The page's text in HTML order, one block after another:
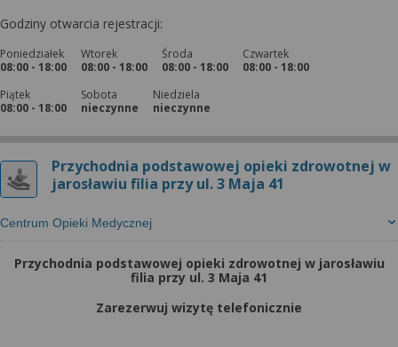
Godziny otwarcia rejestracji:
Poniedziałek
08:00 - 18:00
Wtorek
08:00 - 18:00
Środa
08:00 - 18:00
Czwartek
08:00 - 18:00
Piątek
08:00 - 18:00
Sobota
nieczynne
Niedziela
nieczynne
Przychodnia podstawowej opieki zdrowotnej w
jarosławiu filia przy ul. 3 Maja 41
Centrum Opieki Medycznej
Przychodnia podstawowej opieki zdrowotnej w jarosławiu
filia przy ul. 3 Maja 41
Zarezerwuj wizytę telefonicznie